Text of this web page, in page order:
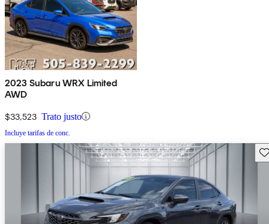
2023 Subaru WRX Limited
AWD
$33,523 Trato justo
Incluye tarifas de conc.